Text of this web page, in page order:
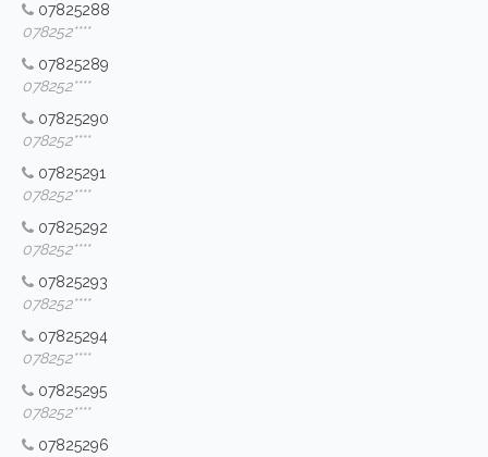
07825288
078252****
07825289
078252****
07825290
078252****
07825291
078252****
07825292
078252****
07825293
078252****
07825294
078252****
07825295
078252****
07825296